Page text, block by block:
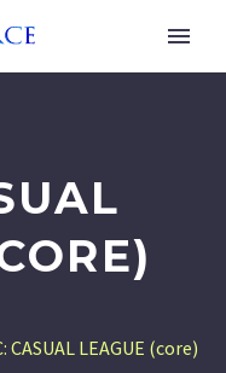
CASUAL LEAGUE (core)